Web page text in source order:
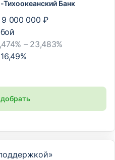
Тихоокеанский Банк
9 000 000 ₽
– 23,483%
16,49%